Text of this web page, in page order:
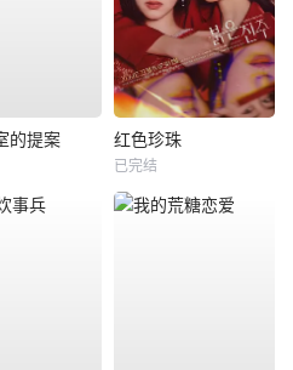
的提案 红色珍珠
已完结